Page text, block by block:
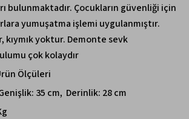
bulunmaktadır. Çocukların güvenliği için
yumuşatma işlemi uygulanmıştır.
kıymık yoktur. Demonte sevk
çok kolaydır
Ölçüleri
35 cm, Derinlik: 28 cm